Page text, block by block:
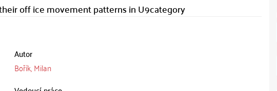
off ice movement patterns in U9category
Autor
Bořík, Milan